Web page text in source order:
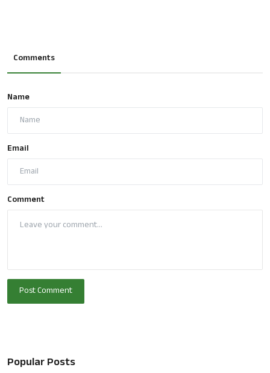
Comments
Name
Email
Comment
Post Comment
Popular Posts